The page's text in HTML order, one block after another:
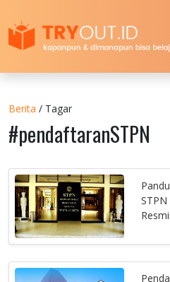
Berita / Tagar
#pendaftaranSTPN